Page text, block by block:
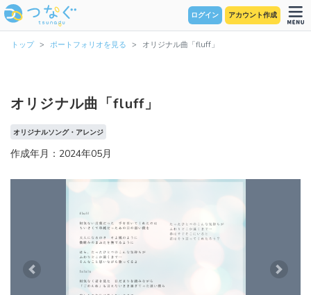
ログイン アカウント作成
トップ ポートフォリオを見る オリジナル曲「fluff」
オリジナル曲「fluff」
オリジナルソング・アレンジ
作成年月：2024年05月
Previous Next